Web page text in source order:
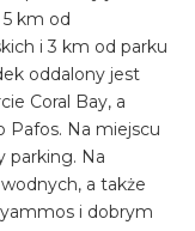
km od
i 3 km od parku
oddalony jest
Coral Bay, a
Pafos. Na miejscu
parking. Na
a także
i dobrym